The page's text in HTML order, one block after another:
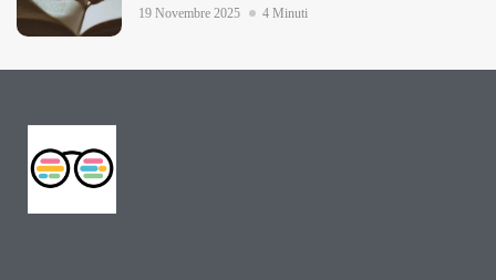
19 Novembre 2025 4 Minuti